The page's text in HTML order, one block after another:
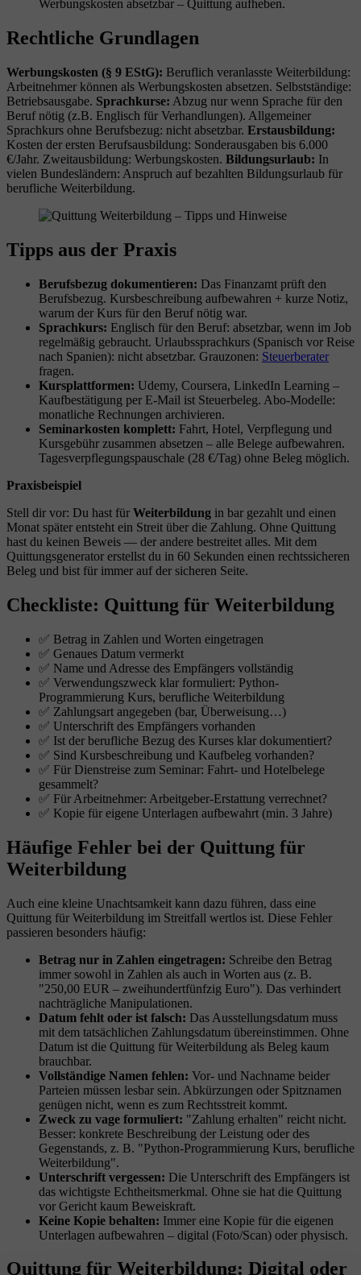
Werbungskosten absetzbar – Quittung aufheben.
Rechtliche Grundlagen
Werbungskosten (§ 9 EStG): Beruflich veranlasste Weiterbildung:
Arbeitnehmer können als Werbungskosten absetzen. Selbstständige:
Betriebsausgabe. Sprachkurse: Abzug nur wenn Sprache für den
Beruf nötig (z.B. Englisch für Verhandlungen). Allgemeiner
Sprachkurs ohne Berufsbezug: nicht absetzbar. Erstausbildung:
Kosten der ersten Berufsausbildung: Sonderausgaben bis 6.000
€/Jahr. Zweitausbildung: Werbungskosten. Bildungsurlaub: In
vielen Bundesländern: Anspruch auf bezahlten Bildungsurlaub für
berufliche Weiterbildung.
Tipps aus der Praxis
Berufsbezug dokumentieren: Das Finanzamt prüft den
Berufsbezug. Kursbeschreibung aufbewahren + kurze Notiz,
warum der Kurs für den Beruf nötig war.
Sprachkurs: Englisch für den Beruf: absetzbar, wenn im Job
regelmäßig gebraucht. Urlaubssprachkurs (Spanisch vor Reise
nach Spanien): nicht absetzbar. Grauzonen: Steuerberater
fragen.
Kursplattformen: Udemy, Coursera, LinkedIn Learning –
Kaufbestätigung per E-Mail ist Steuerbeleg. Abo-Modelle:
monatliche Rechnungen archivieren.
Seminarkosten komplett: Fahrt, Hotel, Verpflegung und
Kursgebühr zusammen absetzen – alle Belege aufbewahren.
Tagesverpflegungspauschale (28 €/Tag) ohne Beleg möglich.
Praxisbeispiel
Stell dir vor: Du hast für Weiterbildung in bar gezahlt und einen
Monat später entsteht ein Streit über die Zahlung. Ohne Quittung
hast du keinen Beweis — der andere bestreitet alles. Mit dem
Quittungsgenerator erstellst du in 60 Sekunden einen rechtssicheren
Beleg und bist für immer auf der sicheren Seite.
Checkliste: Quittung für Weiterbildung
✅ Betrag in Zahlen und Worten eingetragen
✅ Genaues Datum vermerkt
✅ Name und Adresse des Empfängers vollständig
✅ Verwendungszweck klar formuliert: Python-
Programmierung Kurs, berufliche Weiterbildung
✅ Zahlungsart angegeben (bar, Überweisung…)
✅ Unterschrift des Empfängers vorhanden
✅ Ist der berufliche Bezug des Kurses klar dokumentiert?
✅ Sind Kursbeschreibung und Kaufbeleg vorhanden?
✅ Für Dienstreise zum Seminar: Fahrt- und Hotelbelege
gesammelt?
✅ Für Arbeitnehmer: Arbeitgeber-Erstattung verrechnet?
✅ Kopie für eigene Unterlagen aufbewahrt (min. 3 Jahre)
Häufige Fehler bei der Quittung für
Weiterbildung
Auch eine kleine Unachtsamkeit kann dazu führen, dass eine
Quittung für Weiterbildung im Streitfall wertlos ist. Diese Fehler
passieren besonders häufig:
Betrag nur in Zahlen eingetragen: Schreibe den Betrag
immer sowohl in Zahlen als auch in Worten aus (z. B.
"250,00 EUR – zweihundertfünfzig Euro"). Das verhindert
nachträgliche Manipulationen.
Datum fehlt oder ist falsch: Das Ausstellungsdatum muss
mit dem tatsächlichen Zahlungsdatum übereinstimmen. Ohne
Datum ist die Quittung für Weiterbildung als Beleg kaum
brauchbar.
Vollständige Namen fehlen: Vor- und Nachname beider
Parteien müssen lesbar sein. Abkürzungen oder Spitznamen
genügen nicht, wenn es zum Rechtsstreit kommt.
Zweck zu vage formuliert: "Zahlung erhalten" reicht nicht.
Besser: konkrete Beschreibung der Leistung oder des
Gegenstands, z. B. "Python-Programmierung Kurs, berufliche
Weiterbildung".
Unterschrift vergessen: Die Unterschrift des Empfängers ist
das wichtigste Echtheitsmerkmal. Ohne sie hat die Quittung
vor Gericht kaum Beweiskraft.
Keine Kopie behalten: Immer eine Kopie für die eigenen
Unterlagen aufbewahren – digital (Foto/Scan) oder physisch.
Quittung für Weiterbildung: Digital oder